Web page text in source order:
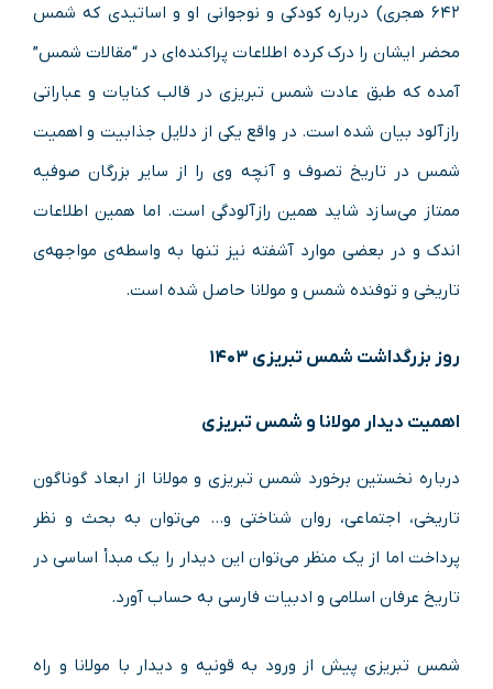
۶۴۲ هجری) درباره کودکی و نوجوانی او و اساتیدی که شمس
محضر ایشان را درک کرده اطلاعات پراکنده‌ای در “مقالات شمس”
آمده که طبق عادت شمس تبریزی در قالب کنایات و عباراتی
رازآلود بیان شده است. در واقع یکی از دلایل جذابیت و اهمیت
شمس در تاریخ تصوف و آنچه وی را از سایر بزرگان صوفیه
ممتاز می‌سازد شاید همین رازآلودگی است. اما همین اطلاعات
اندک و در بعضی موارد آشفته نیز تنها به واسطه‌ی مواجهه‌ی
تاریخی و توفنده شمس و مولانا حاصل شده است.
روز بزرگداشت شمس تبریزی ۱۴۰۳
اهمیت دیدار مولانا و شمس تبریزی
درباره نخستین برخورد شمس تبریزی و مولانا از ابعاد گوناگون
تاریخی، اجتماعی، روان شناختی و… می‌توان به بحث و نظر
پرداخت اما از یک منظر می‌توان این دیدار را یک مبدأ اساسی در
تاریخ عرفان اسلامی و ادبیات فارسی به حساب آورد.
شمس تبریزی پیش از ورود به قونیه و دیدار با مولانا و راه